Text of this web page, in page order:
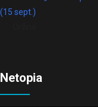
(15 sept.)
Netopia